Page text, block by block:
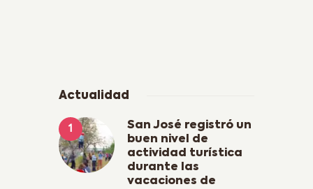
Actualidad
San José registró un
buen nivel de
actividad turística
durante las
vacaciones de